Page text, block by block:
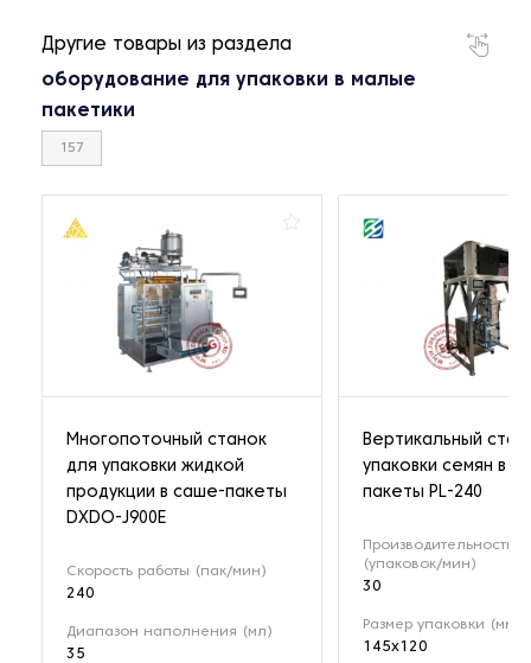
Другие товары из раздела
оборудование для упаковки в малые
пакетики
157
Многопоточный станок
для упаковки жидкой
продукции в саше-пакеты
DXDO-J900E
Скорость работы (пак/мин)
240
Диапазон наполнения (мл)
35
Вертикальный
упаковки семян в
пакеты PL-240
Производительность
(упаковок/мин)
30
Размер упаковки (мм)
145x120